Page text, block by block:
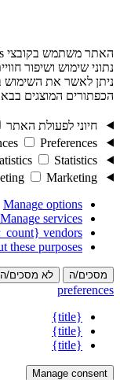
נתוני שימוש ושיפור
הכפתורים המוצגים
חיוני לפעולת האתר
Preferences
Statistics
Marketing
Manage options
Manage services
vendors
these purposes
מסכים/ה לא מסכים/ה
preferences
{title}
{title}
{title}
Manage consent